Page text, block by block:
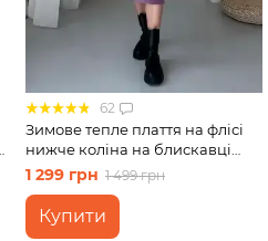
62
Зимове тепле плаття на флісі
нижче коліна на блискавці
фіолетовий Merlini Антоні
700001045, розмір 46-48 (L-XL)
1 299 грн 1 499 грн
Купити